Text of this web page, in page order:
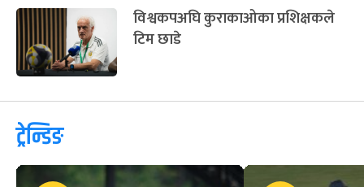
विश्वकपअघि कुराकाओका प्रशिक्षकले
टिम छाडे
ट्रेन्डिङ